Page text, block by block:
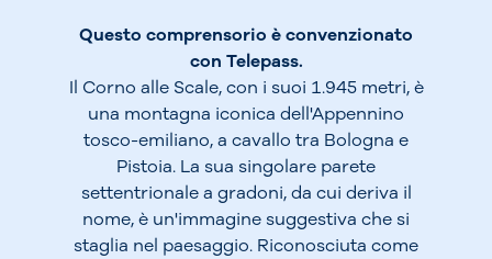
Questo comprensorio è convenzionato
con Telepass.
Il Corno alle Scale, con i suoi 1.945 metri, è
una montagna iconica dell'Appennino
tosco-emiliano, a cavallo tra Bologna e
Pistoia. La sua singolare parete
settentrionale a gradoni, da cui deriva il
nome, è un'immagine suggestiva che si
staglia nel paesaggio. Riconosciuta come